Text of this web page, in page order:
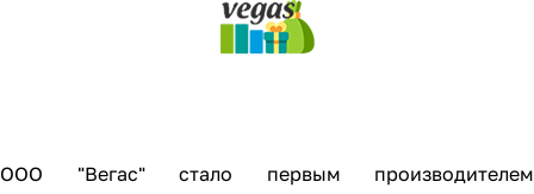
ООО "Вегас" стало первым производителем